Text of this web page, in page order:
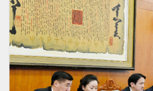
шийдвэрлэн, Байнгын
баталсан байна.Төрийн
хорооны эрхлэх асуудлын
засаг захиргаа, нутаг
удирдлагын тухай хуульд
Монгол Улсын Их Хурлын